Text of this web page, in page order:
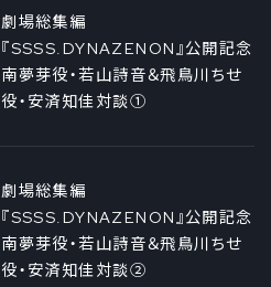
劇場総集編
『SSSS.DYNAZENON』公開記念
南夢芽役・若山詩音＆飛鳥川ちせ
役・安済知佳対談①
劇場総集編
『SSSS.DYNAZENON』公開記念
南夢芽役・若山詩音＆飛鳥川ちせ
役・安済知佳対談②